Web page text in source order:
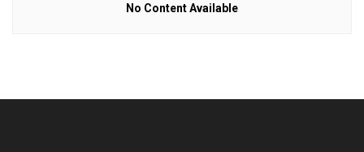
No Content Available